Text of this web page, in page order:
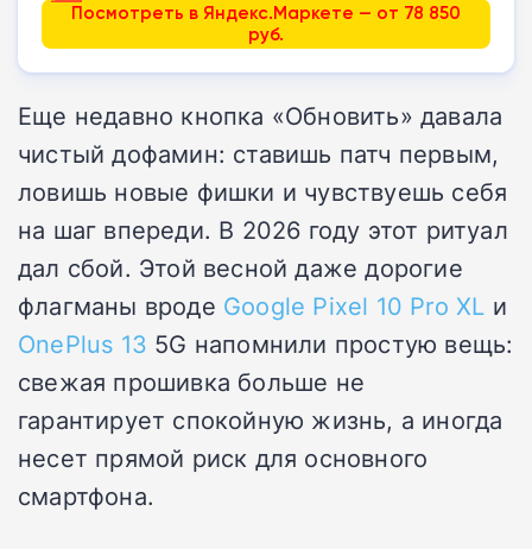
Посмотреть в Яндекс.Маркете — от 78 850
руб.
Еще недавно кнопка «Обновить» давала
чистый дофамин: ставишь патч первым,
ловишь новые фишки и чувствуешь себя
на шаг впереди. В 2026 году этот ритуал
дал сбой. Этой весной даже дорогие
флагманы вроде Google Pixel 10 Pro XL и
OnePlus 13 5G напомнили простую вещь:
свежая прошивка больше не
гарантирует спокойную жизнь, а иногда
несет прямой риск для основного
смартфона.